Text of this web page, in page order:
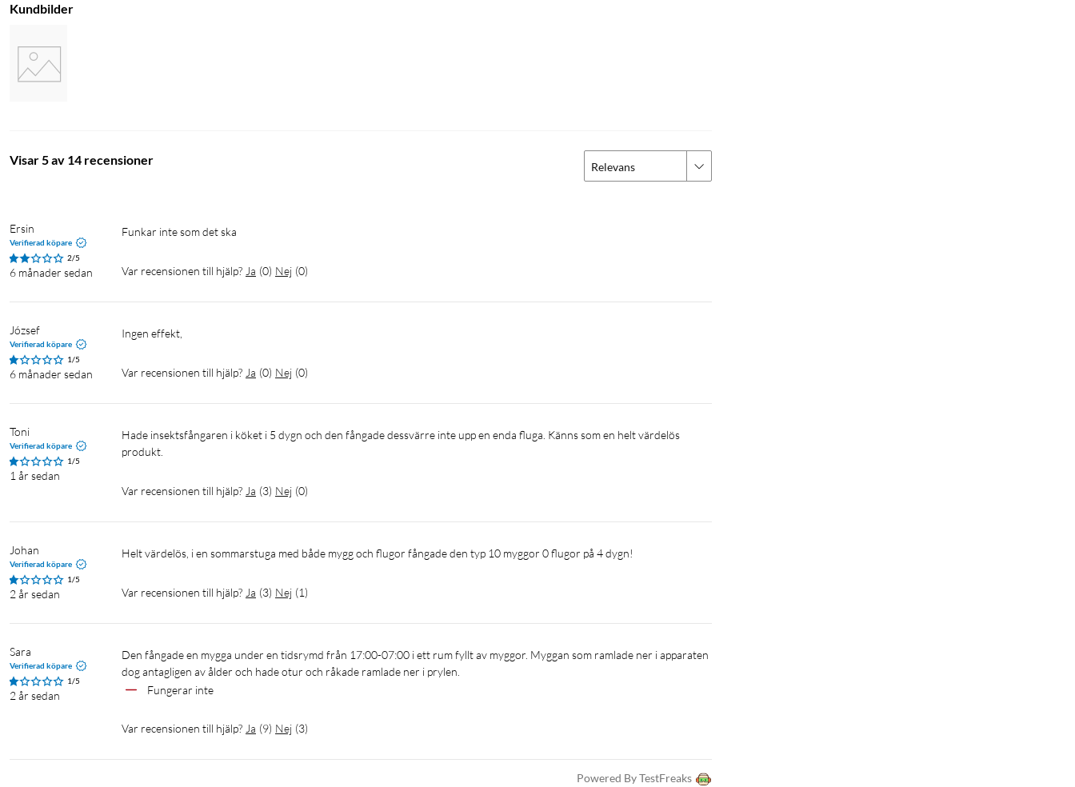
Kundbilder
Visar 5 av 14 recensioner Relevans
Ersin
Verifierad köpare
2/5
6 månader sedan
Funkar inte som det ska
Var recensionen till hjälp? Ja (0) Nej (0)
József
Verifierad köpare
1/5
6 månader sedan
ingen effekt,
Var recensionen till hjälp? Ja (0) Nej (0)
Toni
Verifierad köpare
1/5
1 år sedan
Hade insektsfångaren i köket i 5 dygn och den fångade dessvärre inte upp en enda fluga. Känns som en helt värdelös
produkt.
Var recensionen till hjälp? Ja (3) Nej (0)
Johan
Verifierad köpare
1/5
2 år sedan
Helt värdelös, i en sommarstuga med både mygg och flugor fångade den typ 10 myggor 0 flugor på 4 dygn!
Var recensionen till hjälp? Ja (3) Nej (1)
Sara
Verifierad köpare
1/5
2 år sedan
Den fångade en mygga under en tidsrymd från 17:00-07:00 i ett rum fyllt av myggor. Myggan som ramlade ner i apparaten
dog antagligen av ålder och hade otur och råkade ramlade ner i prylen.
Fungerar inte
Var recensionen till hjälp? Ja (9) Nej (3)
Powered By TestFreaks